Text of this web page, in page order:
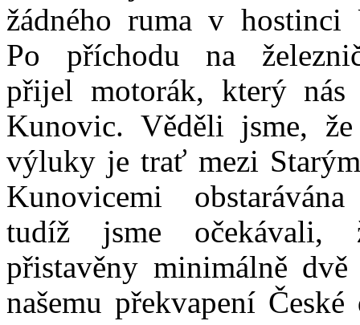
žádného ruma v hostinci
Po příchodu na
přijel motorák, který nás
Kunovic. Věděli jsme,
výluky je trať mezi
Kunovicemi
tudíž jsme očekávali,
přistavěny minimálně
našemu překvapení